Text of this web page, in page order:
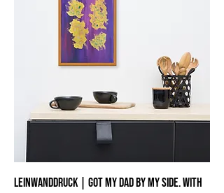
Leinwanddruck | Got my Dad by my side. With